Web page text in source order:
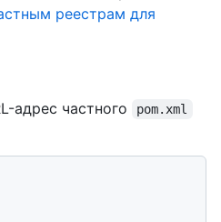
реестрам для
адрес частного
pom.xml